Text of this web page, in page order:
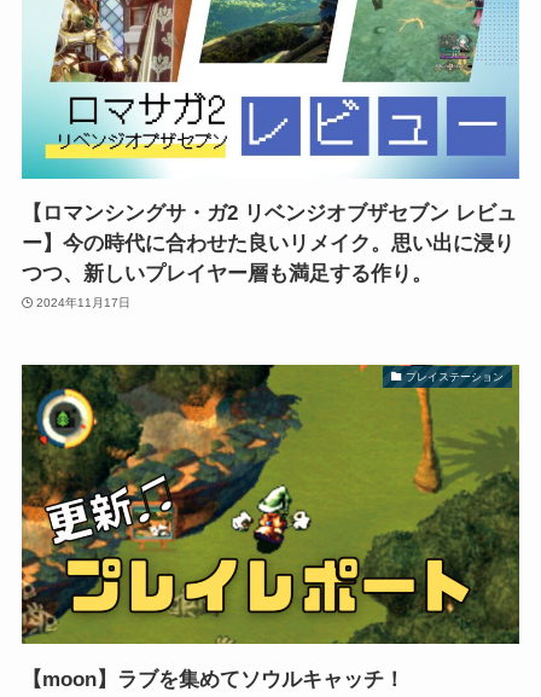
【ロマンシングサ・ガ2 リベンジオブザセブン レビュ
ー】今の時代に合わせた良いリメイク。思い出に浸り
つつ、新しいプレイヤー層も満足する作り。
2024年11月17日
プレイステーション
【moon】ラブを集めてソウルキャッチ！